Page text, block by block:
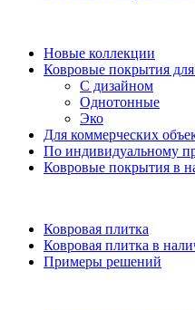
Новые коллекции
Ковровые покрытия
С дизайном
Однотонные
Эко
Для коммерческих
По индивидуальному
Ковровые покрытия в
Ковровая плитка
Ковровая плитка в
Примеры решений